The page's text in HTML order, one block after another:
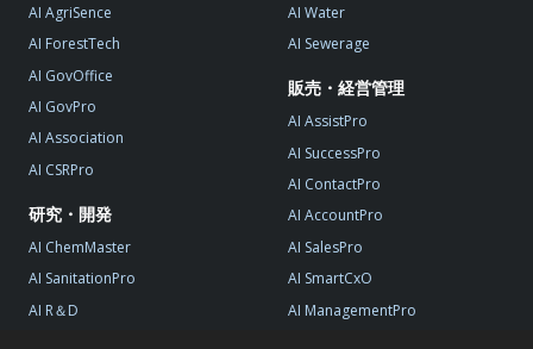
AI AgriSence
AI ForestTech
AI GovOffice
AI GovPro
AI Association
AI CSRPro
研究・開発
AI ChemMaster
AI SanitationPro
AI R＆D
AI Water
AI Sewerage
販売・経営管理
AI AssistPro
AI SuccessPro
AI ContactPro
AI AccountPro
AI SalesPro
AI SmartCxO
AI ManagementPro